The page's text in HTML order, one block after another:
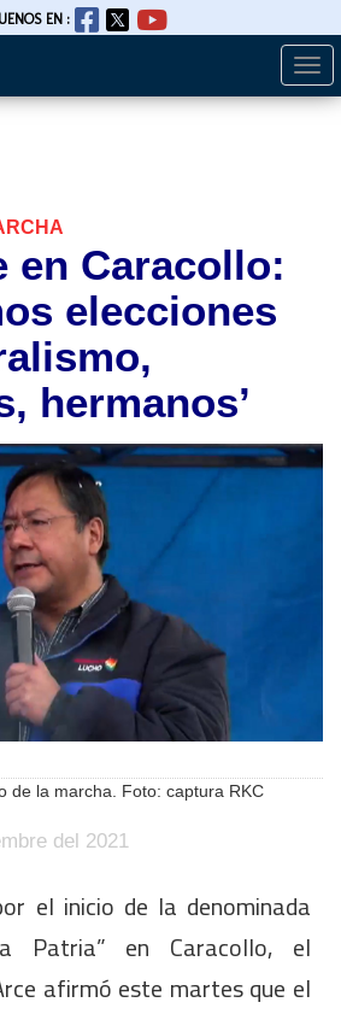
EN :
en Caracollo:
elecciones
hermanos’
de la marcha. Foto: captura RKC
del 2021
el inicio de la denominada
Patria” en Caracollo, el
afirmó este martes que el